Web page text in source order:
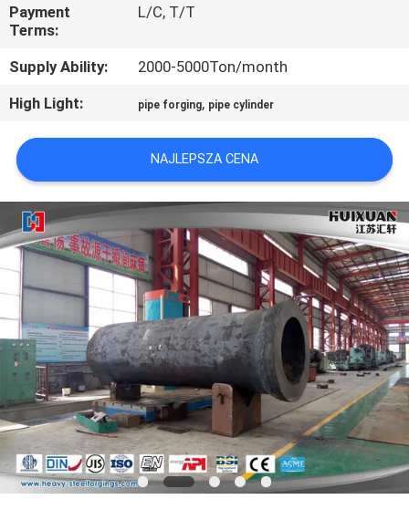
JAKOŚCI
SITEMAP
PRIVACY
POLICY
Payment
Terms:
L/C, T/T
Supply Ability:
2000-5000Ton/month
High Light:
pipe forging, pipe cylinder
NAJLEPSZA CENA